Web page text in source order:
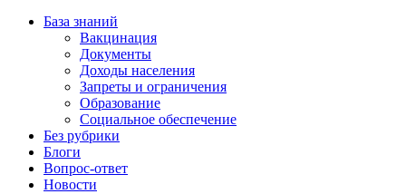
База знаний
Вакцинация
Документы
Доходы населения
Запреты и ограничения
Образование
Социальное обеспечение
Без рубрики
Блоги
Вопрос-ответ
Новости